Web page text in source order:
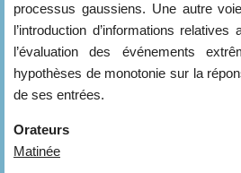
processus gaussiens. Une autre
l’introduction d’informations
l’évaluation des événements
hypothèses de monotonie sur la
de ses entrées.
Orateurs
Matinée